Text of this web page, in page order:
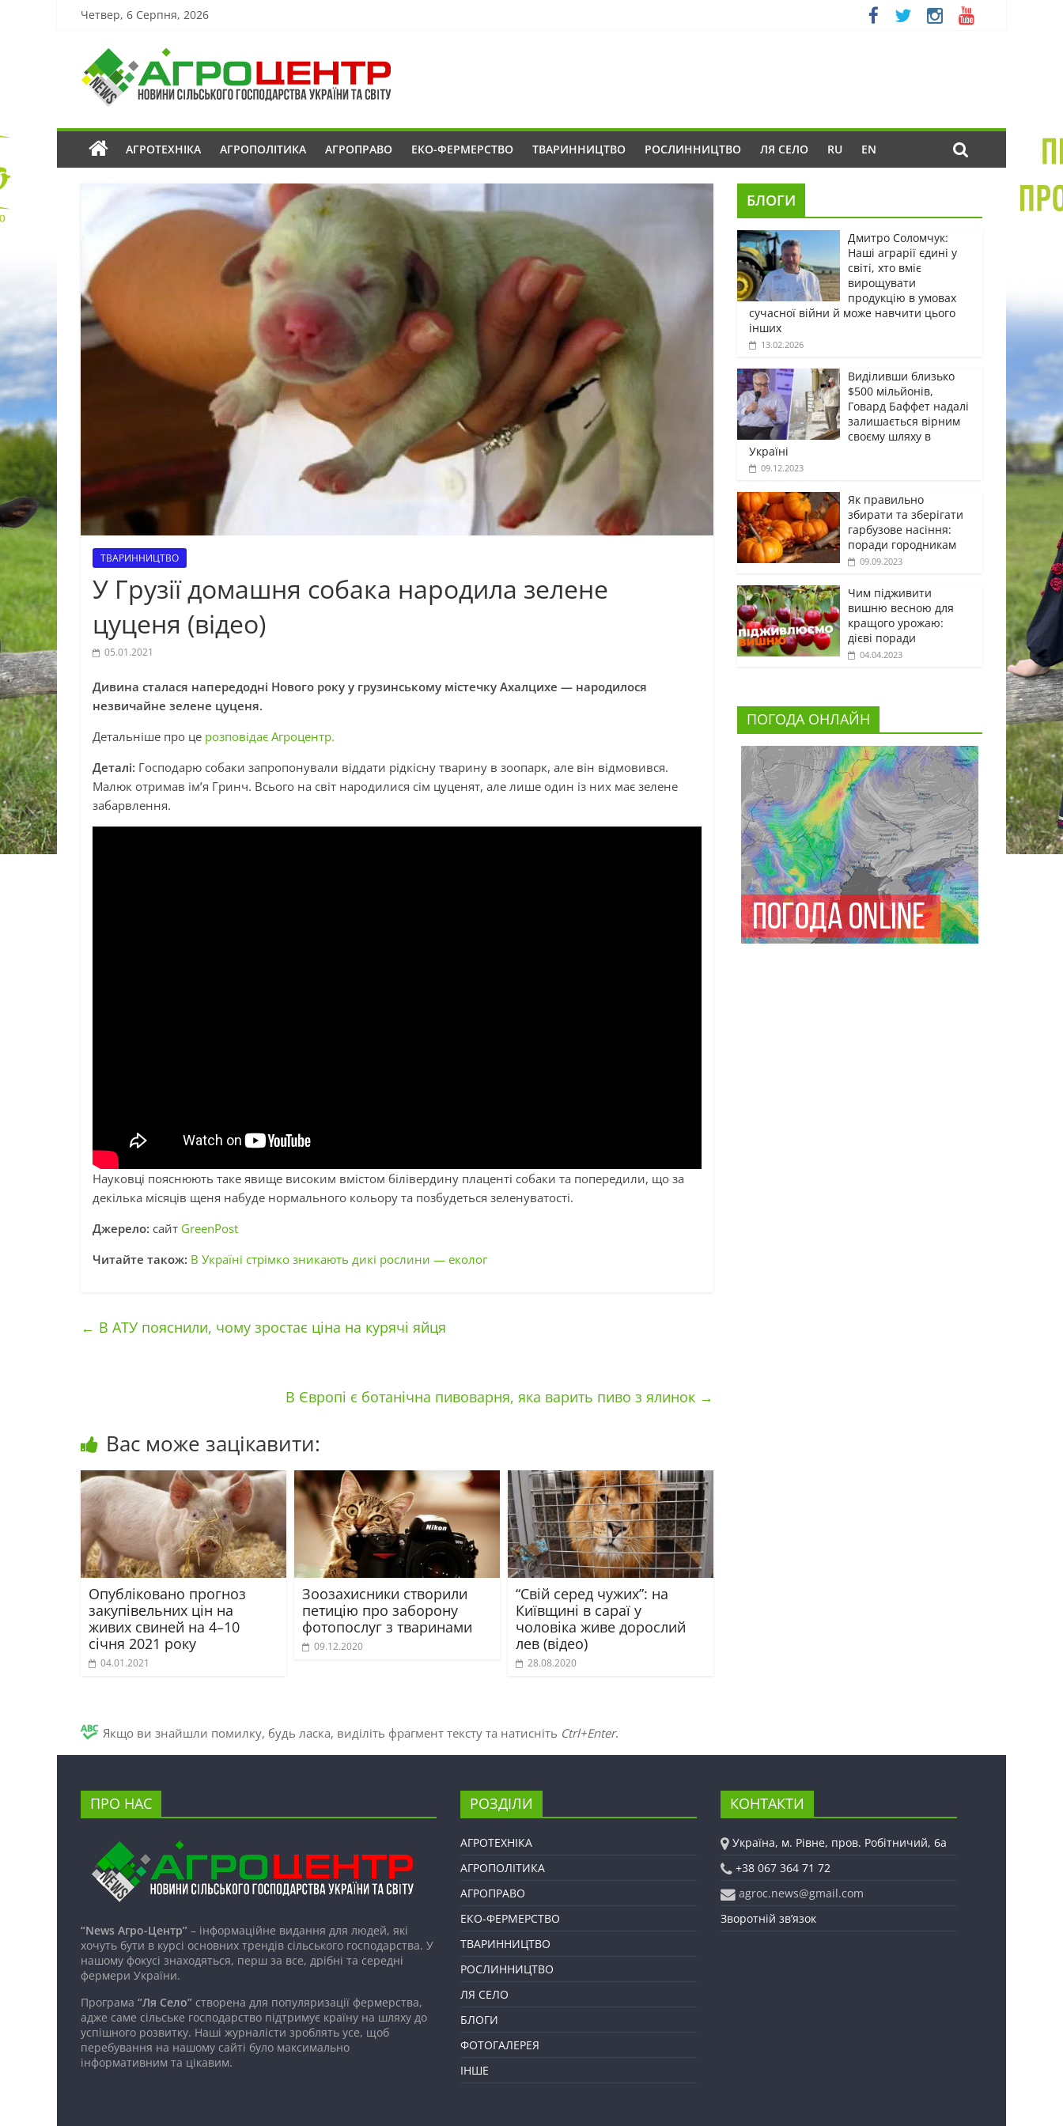
Четвер, 6 Серпня, 2026
АГРОТЕХНІКА АГРОПОЛІТИКА АГРОПРАВО ЕКО-ФЕРМЕРСТВО ТВАРИННИЦТВО РОСЛИННИЦТВО ЛЯ СЕЛО RU EN
ТВАРИННИЦТВО
У Грузії домашня собака народила зелене
цуценя (відео)
05.01.2021
Дивина сталася напередодні Нового року у грузинському містечку Ахалцихе — народилося
незвичайне зелене цуценя.
Детальніше про це розповідає Агроцентр.
Деталі: Господарю собаки запропонували віддати рідкісну тварину в зоопарк, але він відмовився.
Малюк отримав ім’я Гринч. Всього на світ народилися сім цуценят, але лише один із них має зелене
забарвлення.
Науковці пояснюють таке явище високим вмістом білівердину плаценті собаки та попередили, що за
декілька місяців щеня набуде нормального кольору та позбудеться зеленуватості.
Джерело: сайт GreenPost
Читайте також: В Україні стрімко зникають дикі рослини — еколог
← В АТУ пояснили, чому зростає ціна на курячі яйця
В Європі є ботанічна пивоварня, яка варить пиво з ялинок →
Вас може зацікавити:
Опубліковано прогноз
закупівельних цін на
живих свиней на 4–10
січня 2021 року
04.01.2021
Зоозахисники створили
петицію про заборону
фотопослуг з тваринами
09.12.2020
“Свій серед чужих”: на
Київщині в сараї у
чоловіка живе дорослий
лев (відео)
28.08.2020
БЛОГИ
Дмитро Соломчук:
Наші аграрії єдині у
світі, хто вміє
вирощувати
продукцію в умовах
сучасної війни й може навчити цього
інших
13.02.2026
Виділивши близько
$500 мільйонів,
Говард Баффет надалі
залишається вірним
своєму шляху в
Україні
09.12.2023
Як правильно
збирати та зберігати
гарбузове насіння:
поради городникам
09.09.2023
Чим підживити
вишню весною для
кращого урожаю:
дієві поради
04.04.2023
ПОГОДА ОНЛАЙН
Якщо ви знайшли помилку, будь ласка, виділіть фрагмент тексту та натисніть Ctrl+Enter.
ПРО НАС
“News Агро-Центр” – інформаційне видання для людей, які
хочуть бути в курсі основних трендів сільського господарства. У
нашому фокусі знаходяться, перш за все, дрібні та середні
фермери України.
Програма “Ля Село” створена для популяризації фермерства,
адже саме сільське господарство підтримує країну на шляху до
успішного розвитку. Наші журналісти зроблять усе, щоб
перебування на нашому сайті було максимально
інформативним та цікавим.
РОЗДІЛИ
АГРОТЕХНІКА
АГРОПОЛІТИКА
АГРОПРАВО
ЕКО-ФЕРМЕРСТВО
ТВАРИННИЦТВО
РОСЛИННИЦТВО
ЛЯ СЕЛО
БЛОГИ
ФОТОГАЛЕРЕЯ
ІНШЕ
КОНТАКТИ
Україна, м. Рівне, пров. Робітничий, 6а
+38 067 364 71 72
agroc.news@gmail.com
Зворотній зв’язок